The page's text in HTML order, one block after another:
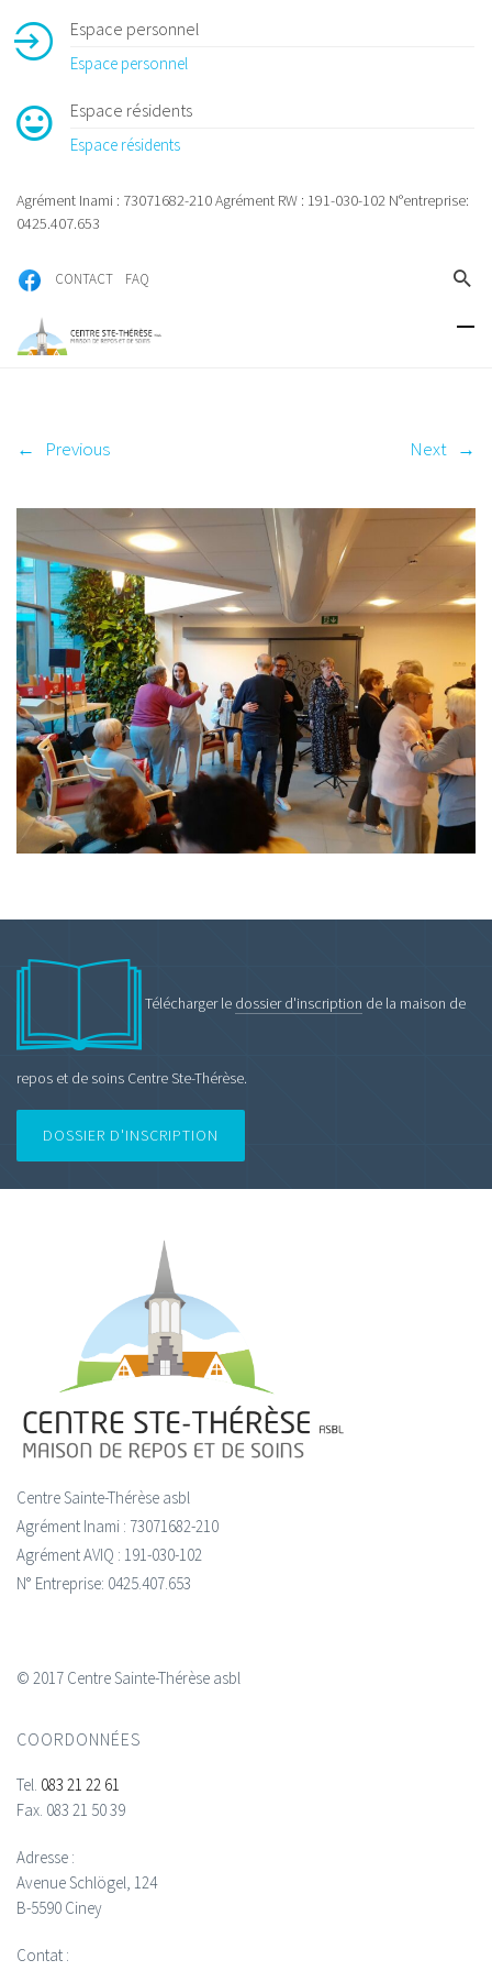
Espace personnel
Espace personnel
Espace résidents
Espace résidents
Agrément Inami : 73071682-210 Agrément RW : 191-030-102 N°entreprise:
0425.407.653
CONTACT FAQ
← Previous Next →
Télécharger le dossier d'inscription de la maison de
repos et de soins Centre Ste-Thérèse.
DOSSIER D'INSCRIPTION
Centre Sainte-Thérèse asbl
Agrément Inami : 73071682-210
Agrément AVIQ : 191-030-102
N° Entreprise: 0425.407.653
© 2017 Centre Sainte-Thérèse asbl
COORDONNÉES
Tel. 083 21 22 61
Fax. 083 21 50 39
Adresse :
Avenue Schlögel, 124
B-5590 Ciney
Contat :